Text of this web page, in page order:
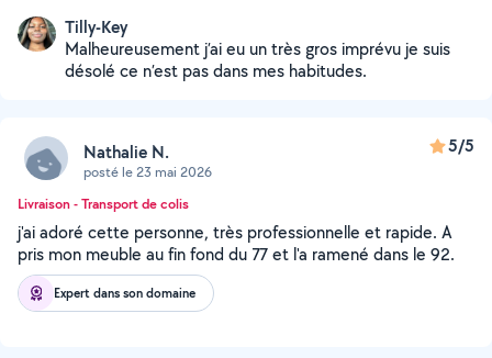
Tilly-Key
Malheureusement j’ai eu un très gros imprévu je suis
désolé ce n’est pas dans mes habitudes.
Nathalie N.
posté le 23 mai 2026
5/5
Livraison - Transport de colis
j'ai adoré cette personne, très professionnelle et rapide. A
pris mon meuble au fin fond du 77 et l'a ramené dans le 92.
Expert dans son domaine